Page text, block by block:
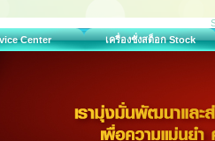
Center เครื่องชั่งสต็อก Stock